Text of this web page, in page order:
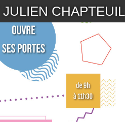
CHAPTEUIL